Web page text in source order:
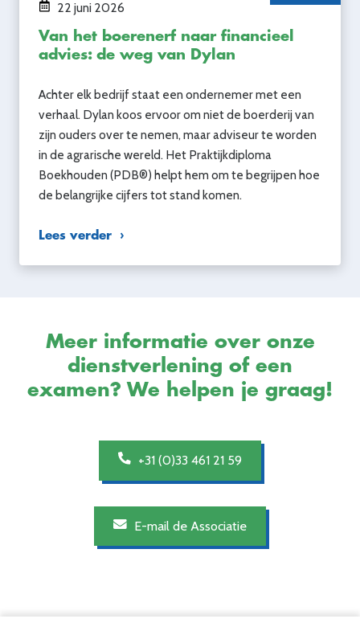
22 juni 2026
Van het boerenerf naar financieel
advies: de weg van Dylan
Achter elk bedrijf staat een ondernemer met een
verhaal. Dylan koos ervoor om niet de boerderij van
zijn ouders over te nemen, maar adviseur te worden
in de agrarische wereld. Het Praktijkdiploma
Boekhouden (PDB®) helpt hem om te begrijpen hoe
de belangrijke cijfers tot stand komen.
Lees verder
Meer informatie over onze
dienstverlening of een
examen? We helpen je graag!
+31 (0)33 461 21 59
E-mail de Associatie